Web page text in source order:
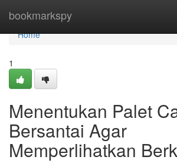
bookmarkspy
Home
Home
1
Menentukan Palet
Bersantai Agar
Memperlihatkan